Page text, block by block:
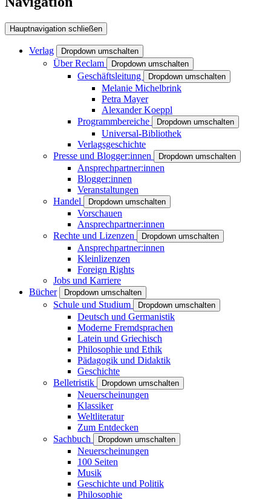
Hauptnavigation schließen
Verlag Dropdown umschalten
Über Reclam Dropdown umschalten
Geschäftsleitung Dropdown umschalten
Melanie Michelbrink
Petra Mayer
Alexander Koeppl
Programmbereiche
Dropdown umschalten
Universal-Bibliothek
Verlagsgeschichte
Presse und Blogger:innen
Dropdown umschalten
Ansprechpartner:innen
Blogger:innen
Veranstaltungen
Handel
Dropdown umschalten
Vorschauen
Ansprechpartner:innen
Rechte und Lizenzen
Dropdown umschalten
Ansprechpartner:innen
Kleinlizenzen
Foreign Rights
Jobs und Karriere
Bücher
Dropdown umschalten
Schule und Studium Dropdown umschalten
Deutsch und Germanistik
Moderne Fremdsprachen
Latein und Griechisch
Philosophie und Ethik
Pädagogik und Didaktik
Geschichte
Belletristik
Dropdown umschalten
Neuerscheinungen
Klassiker
Weltliteratur
Zum Entdecken
Sachbuch
Dropdown umschalten
Neuerscheinungen
100 Seiten
Musik
Geschichte und Politik
Philosophie